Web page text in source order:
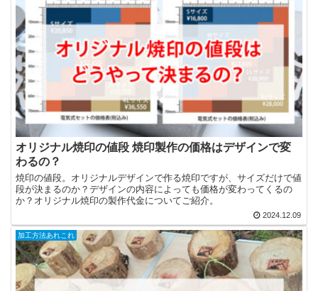
オリジナル焼印の値段 焼印製作の価格はデザインで変
わるの？
焼印の値段。オリジナルデザインで作る焼印ですが、サイズだけで値
段が決まるのか？デザインの内容によっても価格が変わってくるの
か？オリジナル焼印の製作代金についてご紹介。
2024.12.09
加工方法あれこれ